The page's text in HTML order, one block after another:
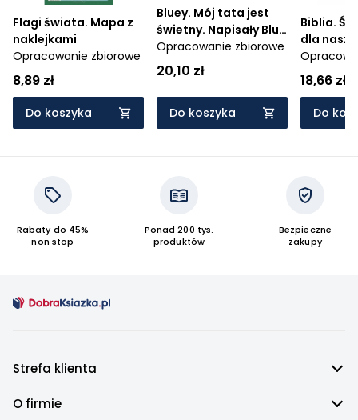
Flagi świata. Mapa z
naklejkami
Opracowanie zbiorowe
8,89 zł
Do koszyka
Bluey. Mój tata jest
świetny. Napisały Blue
i Bingo
Opracowanie zbiorowe
20,10 zł
Do koszyka
Biblia.
dla
18,66 zł
Do
Rabaty do 45%
non stop
Ponad 200 tys.
produktów
Bezpieczne
zakupy
Strefa klienta
O firmie